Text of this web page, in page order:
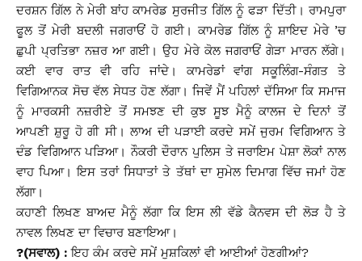
ਦਰਸ਼ਨ ਗਿੱਲ ਨੇ ਮੇਰੀ ਬਾਂਹ ਕਾਮਰੇਡ ਸੁਰਜੀਤ ਗਿੱਲ ਨੂੰ ਫੜਾ ਦਿੱਤੀ। ਰਾਮਪੁਰਾ
ਫੂਲ ਤੋਂ ਮੇਰੀ ਬਦਲੀ ਜਗਰਾਓਂਂ ਹੋ ਗਈ। ਕਾਮਰੇਡ ਗਿੱਲ ਨੂੰ ਸ਼ਾਇਦ ਮੇਰੇ ’ਚ
ਛੁਪੀ ਪ੍ਰਤਿਭਾ ਨਜ਼ਰ ਆ ਗਈ। ਉਹ ਮੇਰੇ ਕੋਲ ਜਗਰਾਓਂ ਗੇੜਾ ਮਾਰਨ ਲੱਗੇ।
ਕਈ ਵਾਰ ਰਾਤ ਵੀ ਰਹਿ ਜਾਂਦੇ। ਕਾਮਰੇਡਾਂ ਵਾਂਗ ਸਕੂਲਿੰਗ-ਸੰਗਤ ਤੇ
ਵਿਗਿਆਨਕ ਸੋਚ ਵੱਲ ਸੇਧਤ ਹੋਣ ਲੱਗਾ। ਜਿਵੇਂ ਮੈਂ ਪਹਿਲਾਂ ਦੱਸਿਆ ਕਿ ਸਮਾਜ
ਨੂੰ ਮਾਰਕਸੀ ਨਜ਼ਰੀਏ ਤੋਂ ਸਮਝਣ ਦੀ ਕੁਝ ਸੂਝ ਮੈਨੂੰ ਕਾਲਜ ਦੇ ਦਿਨਾਂ ਤੋਂ
ਆਪਣੀ ਸ਼ੁਰੂ ਹੋ ਗੀ ਸੀ। ਲਾਅ ਦੀ ਪੜਾਈ ਕਰਦੇ ਸਮੇਂ ਜੁਰਮ ਵਿਗਿਆਨ ਤੇ
ਦੰਡ ਵਿਗਿਆਨ ਪੜਿਆ। ਨੌਕਰੀ ਦੌਰਾਨ ਪੁਲਿਸ ਤੇ ਜਰਾਇਮ ਪੇਸ਼ਾ ਲੋਕਾਂ ਨਾਲ
ਵਾਹ ਪਿਆ। ਇਸ ਤਰਾਂ ਸਿਧਾਤਾਂ ਤੇ ਤੱਥਾਂ ਦਾ ਸੁਮੇਲ ਦਿਮਾਗ ਵਿੱਚ ਜਮਾਂ ਹੋਣ
ਲੱਗਾ।
ਕਹਾਣੀ ਲਿਖਣ ਬਾਅਦ ਮੈਨੂੰ ਲੱਗਾ ਕਿ ਇਸ ਲੀ ਵੱਡੇ ਕੈਨਵਸ ਦੀ ਲੋੜ ਹੈ ਤੇ
ਨਾਵਲ ਲਿਖਣ ਦਾ ਵਿਚਾਰ ਬਣਾਇਆ।
?(ਸਵਾਲ) : ਇਹ ਕੰਮ ਕਰਦੇ ਸਮੇਂ ਮੁਸ਼ਕਿਲਾਂ ਵੀ ਆਈਆਂ ਹੋਣਗੀਆਂ?